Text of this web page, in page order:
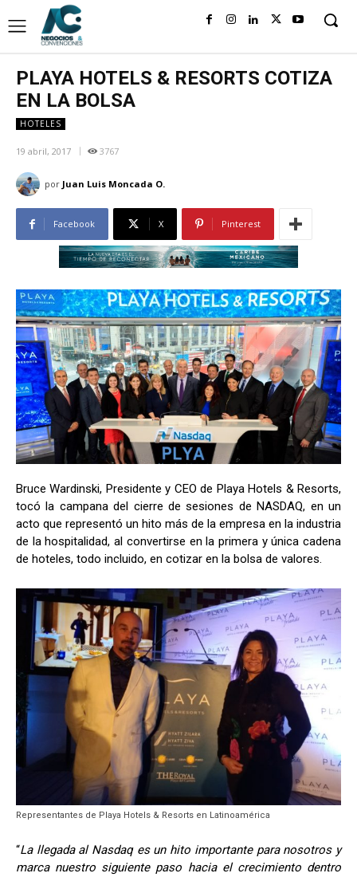
PLAYA HOTELS & RESORTS COTIZA
EN LA BOLSA
HOTELES
19 abril, 2017 3767
por Juan Luis Moncada O.
Facebook X Pinterest
Bruce Wardinski, Presidente y CEO de Playa Hotels & Resorts,
tocó la campana del cierre de sesiones de NASDAQ, en un
acto que representó un hito más de la empresa en la industria
de la hospitalidad, al convertirse en la primera y única cadena
de hoteles, todo incluido, en cotizar en la bolsa de valores.
Representantes de Playa Hotels & Resorts en Latinoamérica
“La llegada al Nasdaq es un hito importante para nosotros y
marca nuestro siguiente paso hacia el crecimiento dentro